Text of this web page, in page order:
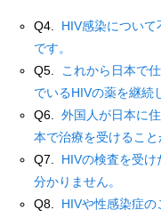
Q4. HIV感染につい
です。
Q5.
これから日本で
でいるHIVの薬を継続
Q6.外国人が日本に
本で治療を受けること
Q7. HIVの検査を受
分かりません。
Q8. HIVや性感染症の
支援/参加
資料館 Archive room
languages